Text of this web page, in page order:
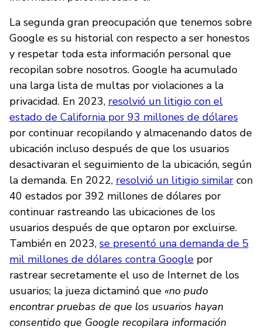
La segunda gran preocupación que tenemos sobre
Google es su historial con respecto a ser honestos
y respetar toda esta información personal que
recopilan sobre nosotros. Google ha acumulado
una larga lista de multas por violaciones a la
privacidad. En 2023, resolvió un litigio con el
estado de California por 93 millones de dólares
por continuar recopilando y almacenando datos de
ubicación incluso después de que los usuarios
desactivaran el seguimiento de la ubicación, según
la demanda. En 2022, resolvió un litigio similar con
40 estados por 392 millones de dólares por
continuar rastreando las ubicaciones de los
usuarios después de que optaron por excluirse.
También en 2023, se presentó una demanda de 5
mil millones de dólares contra Google por
rastrear secretamente el uso de Internet de los
usuarios; la jueza dictaminó que «no pudo
encontrar pruebas de que los usuarios hayan
consentido que Google recopilara información